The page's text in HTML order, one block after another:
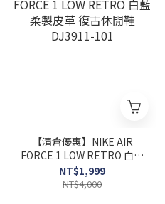
【清倉優惠】NIKE AIR
FORCE 1 LOW RETRO 白藍
柔製皮革 復古休閒鞋
DJ3911-101
NT$1,999
NT$4,000